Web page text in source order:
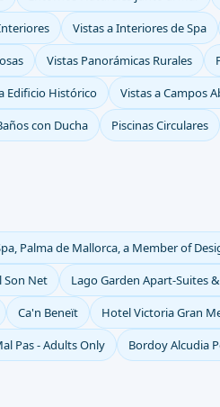
Vistas a Interiores de Spa
Vistas Panorámicas Rurales
Edificio Histórico Vistas a Campos
con Ducha Piscinas Circulares
Palma de Mallorca, a Member of
Son Net Lago Garden Apart-Suites
Ca'n Beneït Hotel Victoria Gran
Pas - Adults Only Bordoy Alcudia